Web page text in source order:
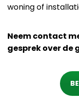
woning of
Neem contact
gesprek over